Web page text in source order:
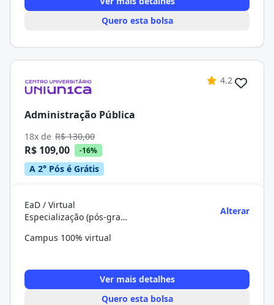
Quero esta bolsa
4.2
Administração Pública
18x de R$ 130,00
R$ 109,00 -16%
A 2° Pós é Grátis
EaD / Virtual
Especialização (pós-graduação)
Alterar
Campus 100% virtual
Ver mais detalhes
Quero esta bolsa